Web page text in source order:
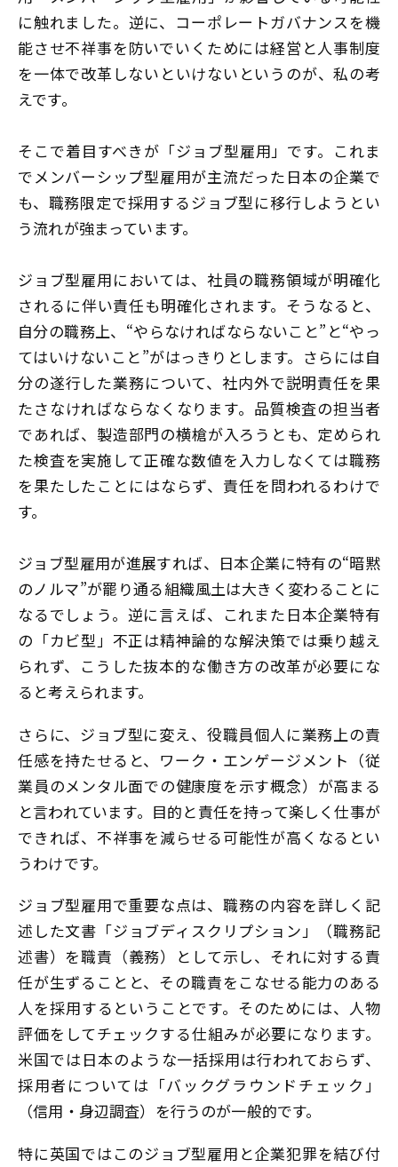
に触れました。逆に、コーポレートガバナンスを機
能させ不祥事を防いでいくためには経営と人事制度
を一体で改革しないといけないというのが、私の考
えです。
そこで着目すべきが「ジョブ型雇用」です。これま
でメンバーシップ型雇用が主流だった日本の企業で
も、職務限定で採用するジョブ型に移行しようとい
う流れが強まっています。
ジョブ型雇用においては、社員の職務領域が明確化
されるに伴い責任も明確化されます。そうなると、
自分の職務上、“やらなければならないこと”と“やっ
てはいけないこと”がはっきりとします。さらには自
分の遂行した業務について、社内外で説明責任を果
たさなければならなくなります。品質検査の担当者
であれば、製造部門の横槍が入ろうとも、定められ
た検査を実施して正確な数値を入力しなくては職務
を果たしたことにはならず、責任を問われるわけで
す。
ジョブ型雇用が進展すれば、日本企業に特有の“暗黙
のノルマ”が罷り通る組織風土は大きく変わることに
なるでしょう。逆に言えば、これまた日本企業特有
の「カビ型」不正は精神論的な解決策では乗り越え
られず、こうした抜本的な働き方の改革が必要にな
ると考えられます。
さらに、ジョブ型に変え、役職員個人に業務上の責
任感を持たせると、ワーク・エンゲージメント（従
業員のメンタル面での健康度を示す概念）が高まる
と言われています。目的と責任を持って楽しく仕事が
できれば、不祥事を減らせる可能性が高くなるとい
うわけです。
ジョブ型雇用で重要な点は、職務の内容を詳しく記
述した文書「ジョブディスクリプション」（職務記
述書）を職責（義務）として示し、それに対する責
任が生ずることと、その職責をこなせる能力のある
人を採用するということです。そのためには、人物
評価をしてチェックする仕組みが必要になります。
米国では日本のような一括採用は行われておらず、
採用者については「バックグラウンドチェック」
（信用・身辺調査）を行うのが一般的です。
特に英国ではこのジョブ型雇用と企業犯罪を結び付